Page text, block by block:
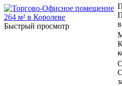
Быстрый просмотр